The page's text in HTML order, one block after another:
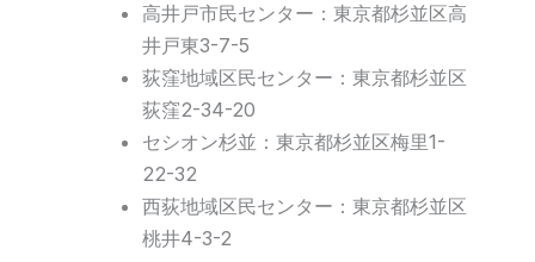
高井戸市民センター：東京都杉並区高
井戸東3-7-5
荻窪地域区民センター：東京都杉並区
荻窪2-34-20
セシオン杉並：東京都杉並区梅里1-
22-32
西荻地域区民センター：東京都杉並区
桃井4-3-2